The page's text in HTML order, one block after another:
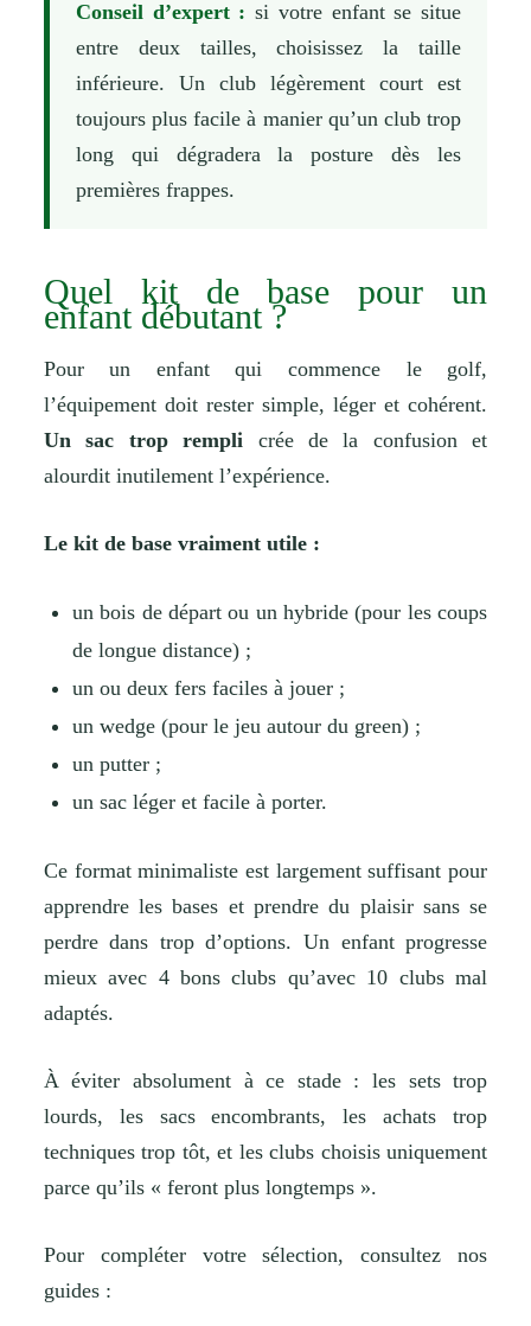
Conseil d’expert : si votre enfant se situe
entre deux tailles, choisissez la taille
inférieure. Un club légèrement court est
toujours plus facile à manier qu’un club trop
long qui dégradera la posture dès les
premières frappes.
Quel kit de base pour un
enfant débutant ?
Pour un enfant qui commence le golf,
l’équipement doit rester simple, léger et cohérent.
Un sac trop rempli crée de la confusion et
alourdit inutilement l’expérience.
Le kit de base vraiment utile :
un bois de départ ou un hybride (pour les coups
de longue distance) ;
un ou deux fers faciles à jouer ;
un wedge (pour le jeu autour du green) ;
un putter ;
un sac léger et facile à porter.
Ce format minimaliste est largement suffisant pour
apprendre les bases et prendre du plaisir sans se
perdre dans trop d’options. Un enfant progresse
mieux avec 4 bons clubs qu’avec 10 clubs mal
adaptés.
À éviter absolument à ce stade : les sets trop
lourds, les sacs encombrants, les achats trop
techniques trop tôt, et les clubs choisis uniquement
parce qu’ils « feront plus longtemps ».
Pour compléter votre sélection, consultez nos
guides :